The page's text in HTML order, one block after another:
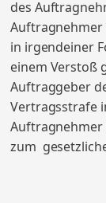
des
Auftragnehmer
in irgendeiner
einem Verstoß
Auftraggeber
Vertragsstrafe
Auftragnehmer
zum